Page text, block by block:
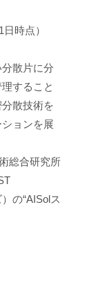
時点）
散片に分
すること
散技術を
ョンを展
総合研究所
の“AISolス